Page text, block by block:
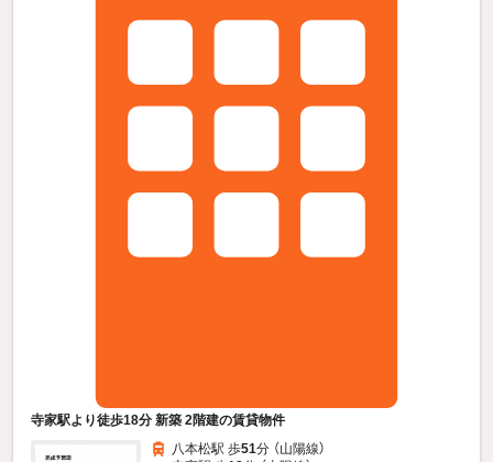
寺家駅より徒歩18分 新築 2階建の賃貸物件
八本松駅 歩51分 （山陽線）